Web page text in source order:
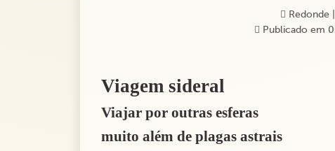
Redonde|
Publicado em
Viagem sideral
Viajar por outras esferas
muito além de plagas astrais